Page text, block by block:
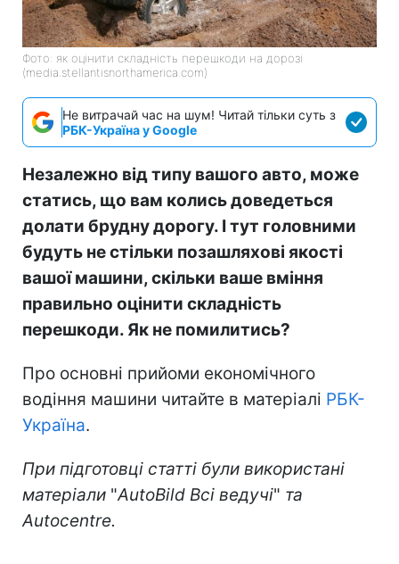
Фото: як оцінити складність перешкоди на дорозі
(media.stellantisnorthamerica.com)
Не витрачай час на шум! Читай тільки суть з
РБК-Україна у Google
Незалежно від типу вашого авто, може
статись, що вам колись доведеться
долати брудну дорогу. І тут головними
будуть не стільки позашляхові якості
вашої машини, скільки ваше вміння
правильно оцінити складність
перешкоди. Як не помилитись?
Про основні прийоми економічного
водіння машини читайте в матеріалі РБК-
Україна.
При підготовці статті були використані
матеріали "AutoBild Всі ведучі" та
Autocentre.